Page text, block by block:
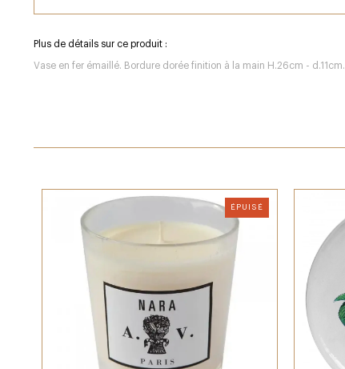
Plus de détails sur ce produit :
Vase en fer émaillé. Bordure dorée finition à la main H.26cm - d.11cm.
ÉPUISÉ